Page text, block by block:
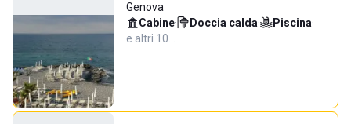
Genova
Cabine· Doccia calda· Piscina·
e altri 10…